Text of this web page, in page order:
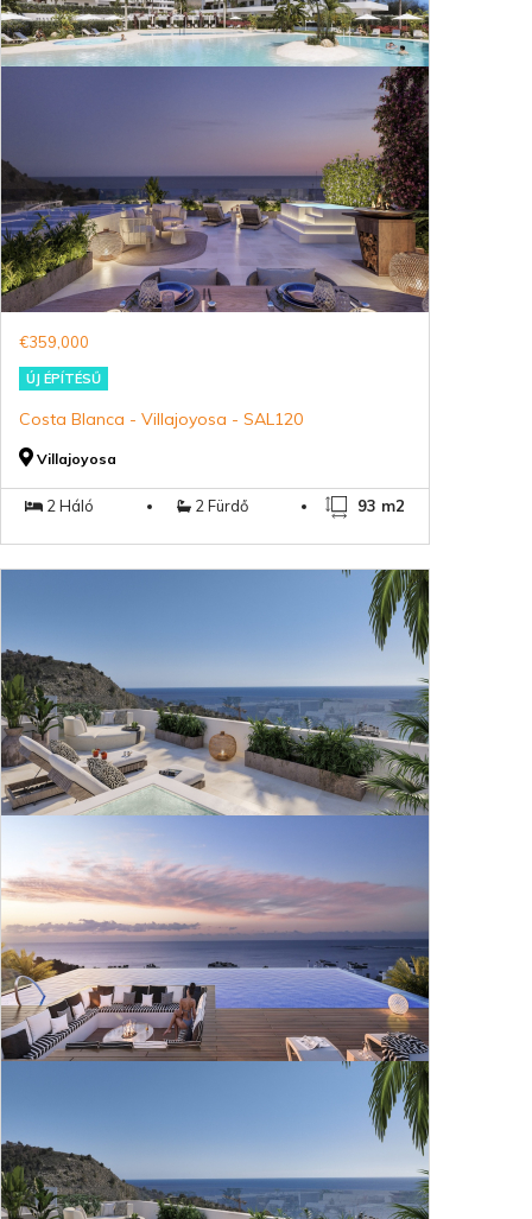
€359,000
ÚJ ÉPÍTÉSŰ
Costa Blanca - Villajoyosa - SAL120
Villajoyosa
2 Háló 2 Fürdő 93 m2